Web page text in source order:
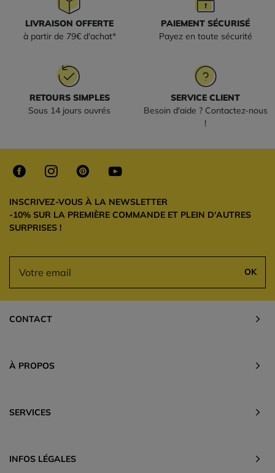
LIVRAISON OFFERTE
à partir de 79€ d'achat*
PAIEMENT SÉCURISÉ
Payez en toute sécurité
RETOURS SIMPLES
Sous 14 jours ouvrés
SERVICE CLIENT
Besoin d'aide ? Contactez-nous
!
INSCRIVEZ-VOUS À LA NEWSLETTER
-10% SUR LA PREMIÈRE COMMANDE ET PLEIN D'AUTRES
SURPRISES !
OK
CONTACT
À PROPOS
SERVICES
INFOS LÉGALES